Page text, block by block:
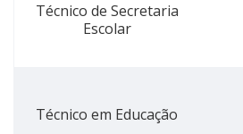
Técnico de Secretaria
Escolar
Técnico em Educação